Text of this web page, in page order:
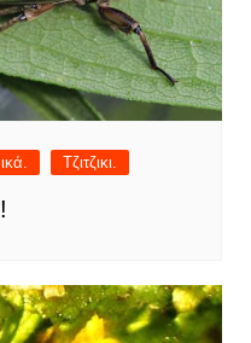
Τζιτζικι.